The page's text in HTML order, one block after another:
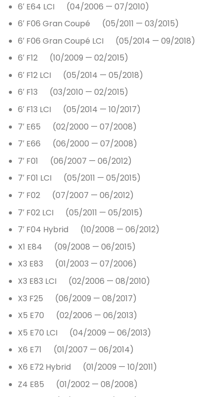
6′ E64 LCI (04/2006 — 07/2010)
6′ F06 Gran Coupé (05/2011 — 03/2015)
6′ F06 Gran Coupé LCI (05/2014 — 09/2018)
6′ F12 (10/2009 — 02/2015)
6′ F12 LCI (05/2014 — 05/2018)
6′ F13 (03/2010 — 02/2015)
6′ F13 LCI (05/2014 — 10/2017)
7′ E65 (02/2000 — 07/2008)
7′ E66 (06/2000 — 07/2008)
7′ F01 (06/2007 — 06/2012)
7′ F01 LCI (05/2011 — 05/2015)
7′ F02 (07/2007 — 06/2012)
7′ F02 LCI (05/2011 — 05/2015)
7′ F04 Hybrid (10/2008 — 06/2012)
X1 E84 (09/2008 — 06/2015)
X3 E83 (01/2003 — 07/2006)
X3 E83 LCI (02/2006 — 08/2010)
X3 F25 (06/2009 — 08/2017)
X5 E70 (02/2006 — 06/2013)
X5 E70 LCI (04/2009 — 06/2013)
X6 E71 (01/2007 — 06/2014)
X6 E72 Hybrid (01/2009 — 10/2011)
Z4 E85 (01/2002 — 08/2008)